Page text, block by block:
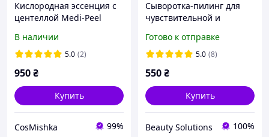
Кислородная эссенция с
центеллой Medi-Peel
Cica Essence 100 мл
В наличии
5.0 (2)
950₴
Купить
CosMishka 99%
Сыворотка-пилинг для
чувствительной и
Medi-Peel Phyto Cica-Nol
B5 3000 Shot Serum, 50 г
Готово к отправке
5.0 (8)
550₴
Купить
Beauty Solutions 100%